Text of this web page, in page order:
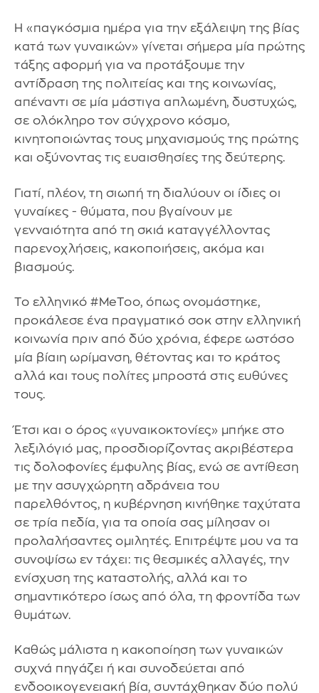
Η «παγκόσμια ημέρα για την εξάλειψη της βίας
κατά των γυναικών» γίνεται σήμερα μία πρώτης
τάξης αφορμή για να προτάξουμε την
αντίδραση της πολιτείας και της κοινωνίας,
απέναντι σε μία μάστιγα απλωμένη, δυστυχώς,
σε ολόκληρο τον σύγχρονο κόσμο,
κινητοποιώντας τους μηχανισμούς της πρώτης
και οξύνοντας τις ευαισθησίες της δεύτερης.
Γιατί, πλέον, τη σιωπή τη διαλύουν οι ίδιες οι
γυναίκες - θύματα, που βγαίνουν με
γενναιότητα από τη σκιά καταγγέλλοντας
παρενοχλήσεις, κακοποιήσεις, ακόμα και
βιασμούς.
Το ελληνικό #MeΤoo, όπως ονομάστηκε,
προκάλεσε ένα πραγματικό σοκ στην ελληνική
κοινωνία πριν από δύο χρόνια, έφερε ωστόσο
μία βίαιη ωρίμανση, θέτοντας και το κράτος
αλλά και τους πολίτες μπροστά στις ευθύνες
τους.
Έτσι και ο όρος «γυναικοκτονίες» μπήκε στο
λεξιλόγιό μας, προσδιορίζοντας ακριβέστερα
τις δολοφονίες έμφυλης βίας, ενώ σε αντίθεση
με την ασυγχώρητη αδράνεια του
παρελθόντος, η κυβέρνηση κινήθηκε ταχύτατα
σε τρία πεδία, για τα οποία σας μίλησαν οι
προλαλήσαντες ομιλητές. Επιτρέψτε μου να τα
συνοψίσω εν τάχει: τις θεσμικές αλλαγές, την
ενίσχυση της καταστολής, αλλά και το
σημαντικότερο ίσως από όλα, τη φροντίδα των
θυμάτων.
Καθώς μάλιστα η κακοποίηση των γυναικών
συχνά πηγάζει ή και συνοδεύεται από
ενδοοικογενειακή βία, συντάχθηκαν δύο πολύ